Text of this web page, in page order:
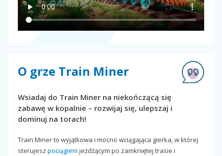
O grze Train Miner
Wsiadaj do Train Miner na niekończącą się
zabawę w kopalnie – rozwijaj się, ulepszaj i
dominuj na torach!
Train Miner to wyjątkowa i mocno wciągająca gierka, w której
sterujesz pociągiem jeżdżącym po zamkniętej trasie i